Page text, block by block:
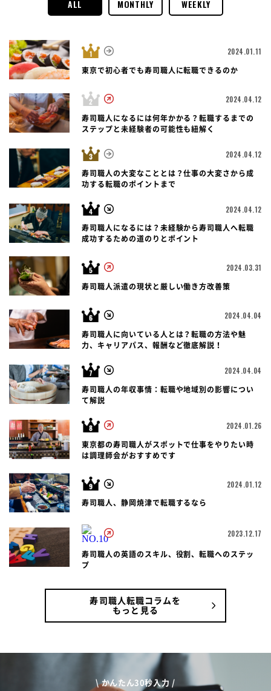
ALL MONTHLY WEEKLY
2024.01.11
東京で初心者でも寿司職人に転職できるのか
2024.04.12
寿司職人になるには何年かかる？転職するまでの
ステップと未経験者の可能性も紐解く
2024.04.12
寿司職人の大変なこととは？仕事の大変さから成
功する転職のポイントまで
2024.04.12
寿司職人になるには？未経験から寿司職人へ転職
成功するための道のりとポイント
2024.03.31
寿司職人派遣の現状と厳しい働き方改善策
2024.04.04
寿司職人に向いている人とは？転職の方法や魅
力、キャリアパス、報酬など徹底解説！
2024.04.04
寿司職人の年収事情：転職や地域別の影響につい
て解説
2024.01.26
東京都の寿司職人がスポットで仕事をやりたい時
は調理師会がおすすめです
2024.01.12
寿司職人、静岡焼津で転職するなら
2023.12.17
寿司職人の英語のスキル、役割、転職へのステッ
プ
寿司職人転職コラムを
もっと見る
\ かんたん30秒入力 /